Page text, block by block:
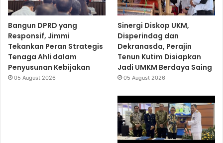
Bangun DPRD yang
Responsif, Jimmi
Tekankan Peran Strategis
Tenaga Ahli dalam
Penyusunan Kebijakan
05 August 2026
Sinergi Diskop UKM,
Disperindag dan
Dekranasda, Perajin
Tenun Kutim Disiapkan
Jadi UMKM Berdaya Saing
05 August 2026